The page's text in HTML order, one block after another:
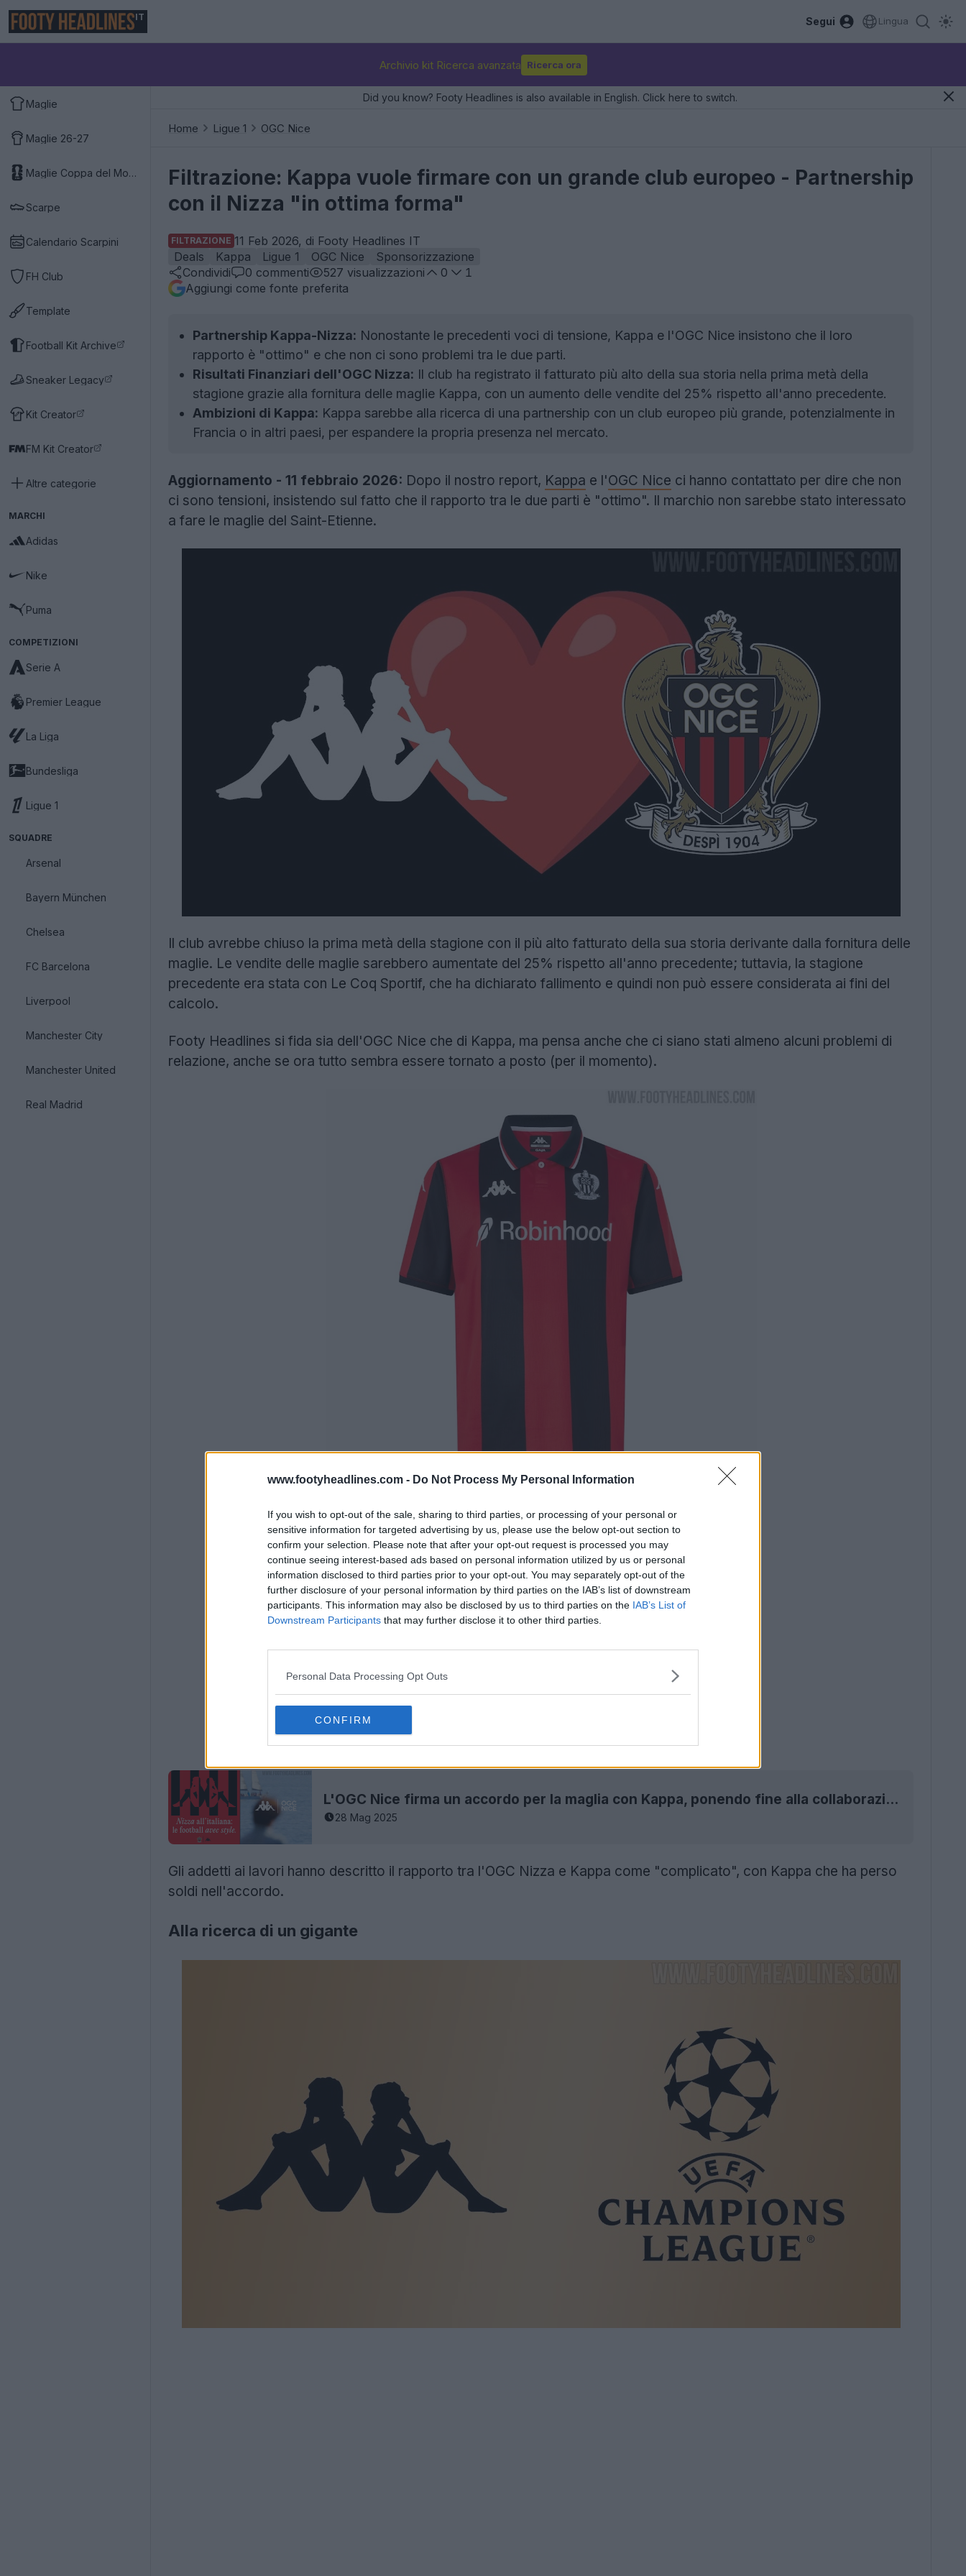
www.footyheadlines.com - Do Not Process My Personal Information
If you wish to opt-out of the sale, sharing to third parties, or processing of your personal or
sensitive information for targeted advertising by us, please use the below opt-out section to
confirm your selection. Please note that after your opt-out request is processed you may
continue seeing interest-based ads based on personal information utilized by us or personal
information disclosed to third parties prior to your opt-out. You may separately opt-out of the
further disclosure of your personal information by third parties on the IAB’s list of downstream
participants. This information may also be disclosed by us to third parties on the IAB’s List of
Downstream Participants that may further disclose it to other third parties.
Personal Data Processing Opt Outs
CONFIRM
IT Segui Lingua
Archivio kit Ricerca avanzata Ricerca ora
Maglie
Maglie 26-27
Maglie Coppa del Mondo 2026
Scarpe
Calendario Scarpini
FH Club
Template
Football Kit Archive
Sneaker Legacy
Kit Creator
FM Kit Creator
Altre categorie
MARCHI
Adidas
Nike
Puma
COMPETIZIONI
Serie A
Premier League
La Liga
Bundesliga
Ligue 1
SQUADRE
Arsenal
Bayern München
Chelsea
FC Barcelona
Liverpool
Manchester City
Manchester United
Real Madrid
Did you know? Footy Headlines is also available in English. Click here to switch.
Home Ligue 1 OGC Nice
Filtrazione: Kappa vuole firmare con un grande club europeo - Partnership
con il Nizza "in ottima forma"
FILTRAZIONE 11 Feb 2026, di Footy Headlines IT
Deals
Kappa Ligue 1 OGC Nice
Sponsorizzazione
Condividi
0 commenti 527 visualizzazioni 0
1
Aggiungi come fonte preferita
Partnership Kappa-Nizza: Nonostante le precedenti voci di tensione, Kappa e l'OGC Nice insistono che il loro
rapporto è "ottimo" e che non ci sono problemi tra le due parti.
Risultati Finanziari dell'OGC Nizza: Il club ha registrato il fatturato più alto della sua storia nella prima metà della
stagione grazie alla fornitura delle maglie Kappa, con un aumento delle vendite del 25% rispetto all'anno precedente.
Ambizioni di Kappa: Kappa sarebbe alla ricerca di una partnership con un club europeo più grande, potenzialmente in
Francia o in altri paesi, per espandere la propria presenza nel mercato.
Aggiornamento - 11 febbraio 2026: Dopo il nostro report, Kappa e l'OGC Nice ci hanno contattato per dire che non
ci sono tensioni, insistendo sul fatto che il rapporto tra le due parti è "ottimo". Il marchio non sarebbe stato interessato
a fare le maglie del Saint-Etienne.
Il club avrebbe chiuso la prima metà della stagione con il più alto fatturato della sua storia derivante dalla fornitura delle
maglie. Le vendite delle maglie sarebbero aumentate del 25% rispetto all'anno precedente; tuttavia, la stagione
precedente era stata con Le Coq Sportif, che ha dichiarato fallimento e quindi non può essere considerata ai fini del
calcolo.
Footy Headlines si fida sia dell'OGC Nice che di Kappa, ma pensa anche che ci siano stati almeno alcuni problemi di
relazione, anche se ora tutto sembra essere tornato a posto (per il momento).
L'OGC Nice firma un accordo per la maglia con Kappa, ponendo fine alla collaborazione con Le Coq Sportif
28 Mag 2025
Gli addetti ai lavori hanno descritto il rapporto tra l'OGC Nizza e Kappa come "complicato", con Kappa che ha perso
soldi nell'accordo.
Alla ricerca di un gigante